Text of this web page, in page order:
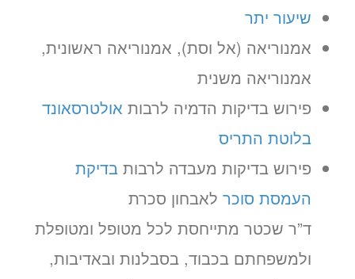
שיעור יתר
אמנוריאה (אל וסת), אמנוריאה ראשונית,
אמנוריאה משנית
פירוש בדיקות הדמיה לרבות אולטרסאונד
בלוטת התריס
פירוש בדיקות מעבדה לרבות בדיקת
העמסת סוכר לאבחון סכרת
ד”ר שכטר מתייחסת לכל מטופל ומטופלת
ולמשפחתם בכבוד, בסבלנות ובאדיבות,